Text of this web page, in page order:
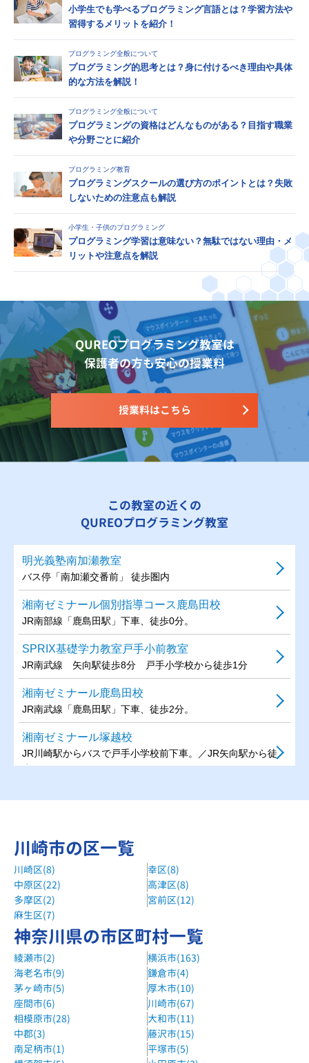
小学生でも学べるプログラミング言語とは？学習方法や
習得するメリットを紹介！
プログラミング全般について
プログラミング的思考とは？身に付けるべき理由や具体
的な方法を解説！
プログラミング全般について
プログラミングの資格はどんなものがある？目指す職業
や分野ごとに紹介
プログラミング教育
プログラミングスクールの選び方のポイントとは？失敗
しないための注意点も解説
小学生・子供のプログラミング
プログラミング学習は意味ない？無駄ではない理由・メ
リットや注意点を解説
QUREOプログラミング教室は
保護者の方も安心の授業料
授業料はこちら
この教室の近くの
QUREOプログラミング教室
明光義塾南加瀬教室
バス停「南加瀬交番前」 徒歩圏内
湘南ゼミナール個別指導コース鹿島田校
JR南部線「鹿島田駅」下車、徒歩0分。
SPRIX基礎学力教室戸手小前教室
JR南武線 矢向駅徒歩8分 戸手小学校から徒歩1分
湘南ゼミナール鹿島田校
JR南武線「鹿島田駅」下車、徒歩2分。
湘南ゼミナール塚越校
JR川崎駅からバスで戸手小学校前下車。／JR矢向駅から徒
歩。
明光キッズe鹿島田・新川崎スクール
南武線「鹿島田駅」徒歩3分 横須賀線「新川崎駅」徒歩5分
川崎市の区一覧
川崎区(8)
幸区(8)
中原区(22)
高津区(8)
多摩区(2)
宮前区(12)
麻生区(7)
神奈川県の市区町村一覧
綾瀬市(2)
横浜市(163)
海老名市(9)
鎌倉市(4)
茅ヶ崎市(5)
厚木市(10)
座間市(6)
川崎市(67)
相模原市(28)
大和市(11)
中郡(3)
藤沢市(15)
南足柄市(1)
平塚市(5)